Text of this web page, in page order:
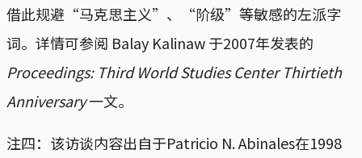
借此规避“马克思主义”、“阶级”等敏感的左派字
词。详情可参阅 Balay Kalinaw 于2007年发表的
Proceedings: Third World Studies Center Thirtieth
Anniversary一文。
注四：该访谈内容出自于Patricio N. Abinales在1998